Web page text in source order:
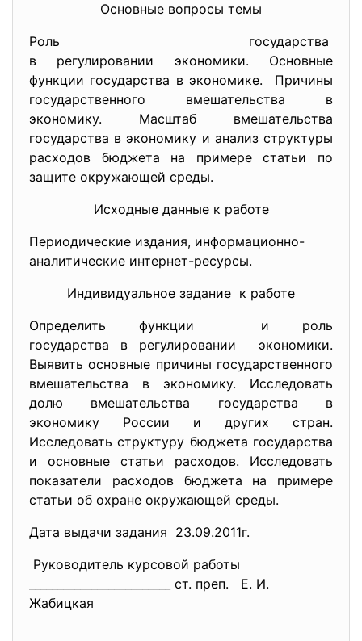
Основные вопросы темы
Роль государства
в регулировании экономики. Основные
функции государства в экономике. Причины
государственного вмешательства в
экономику. Масштаб вмешательства
государства в экономику и анализ структуры
расходов бюджета на примере статьи по
защите окружающей среды.
Исходные данные к работе
Периодические издания, информационно-
аналитические интернет-ресурсы.
Индивидуальное задание к работе
Определить функции и роль
государства в регулировании экономики.
Выявить основные причины государственного
вмешательства в экономику. Исследовать
долю вмешательства государства в
экономику России и других стран.
Исследовать структуру бюджета государства
и основные статьи расходов. Исследовать
показатели расходов бюджета на примере
статьи об охране окружающей среды.
Дата выдачи задания 23.09.2011г.
Руководитель курсовой работы
_________________________ ст. преп. Е. И.
Жабицкая